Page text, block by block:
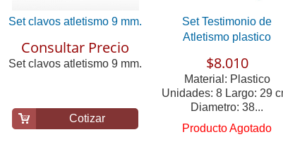
Set clavos atletismo 9 mm.
Consultar Precio
Set clavos atletismo 9 mm.
Cotizar
Set Testimonio de
Atletismo plastico
$8.010
Material: Plastico
Unidades: 8 Largo: 29
Diametro: 38...
Producto Agotado